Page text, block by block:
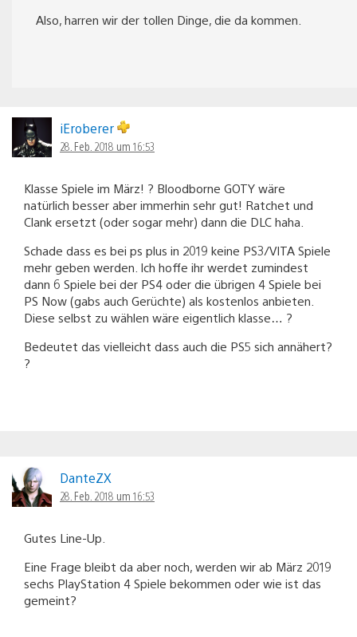
Also, harren wir der tollen Dinge, die da kommen.
iEroberer
28. Feb. 2018 um 16:53
Klasse Spiele im März! ? Bloodborne GOTY wäre
natürlich besser aber immerhin sehr gut! Ratchet und
Clank ersetzt (oder sogar mehr) dann die DLC haha.
Schade dass es bei ps plus in 2019 keine PS3/VITA Spiele
mehr geben werden. Ich hoffe ihr werdet zumindest
dann 6 Spiele bei der PS4 oder die übrigen 4 Spiele bei
PS Now (gabs auch Gerüchte) als kostenlos anbieten.
Diese selbst zu wählen wäre eigentlich klasse… ?
Bedeutet das vielleicht dass auch die PS5 sich annähert?
?
DanteZX
28. Feb. 2018 um 16:53
Gutes Line-Up.
Eine Frage bleibt da aber noch, werden wir ab März 2019
sechs PlayStation 4 Spiele bekommen oder wie ist das
gemeint?